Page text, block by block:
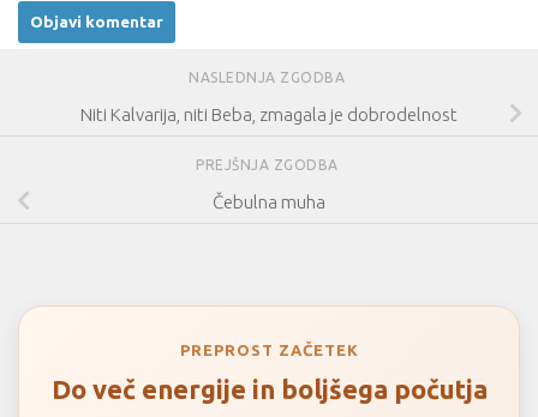
NASLEDNJA ZGODBA
Niti Kalvarija, niti Beba, zmagala je dobrodelnost
PREJŠNJA ZGODBA
Čebulna muha
PREPROST ZAČETEK
Do več energije in boljšega počutja